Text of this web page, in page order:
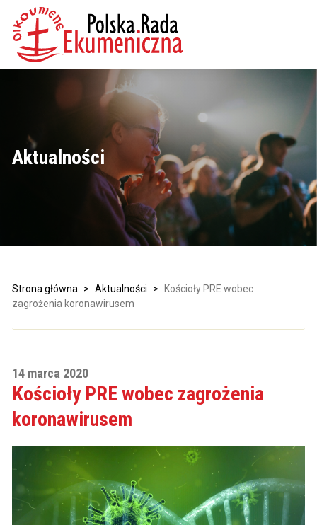
Aktualności
Strona główna > Aktualności >
Kościoły PRE wobec
zagrożenia koronawirusem
14 marca 2020
Kościoły PRE wobec zagrożenia
koronawirusem